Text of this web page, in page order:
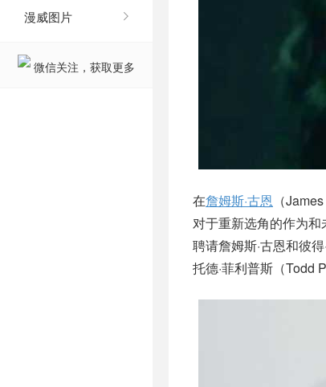
漫威图片
微信关注，获取更多
在詹姆斯·古恩 （
对于重新选角的作为
聘请詹姆斯·古恩和彼
托德·菲利普斯（Todd